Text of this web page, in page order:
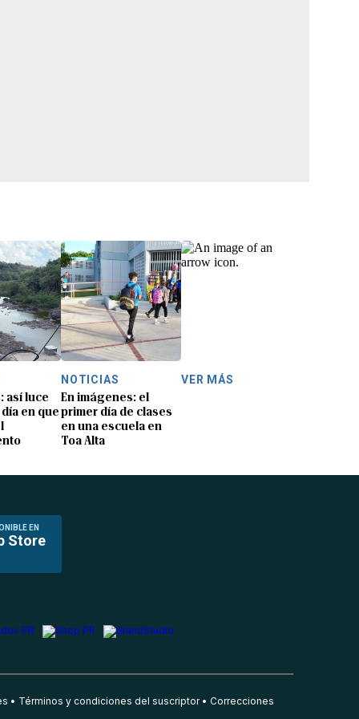
así luce
en que
NOTICIAS
En imágenes: el
primer día de clases
en una escuela en
Toa Alta
VER MÁS
EN
Store
Términos y condiciones del suscriptor Correcciones